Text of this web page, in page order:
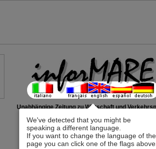
We've detected that you might be
speaking a different language.
If you want to change the language of the
page you can click one of the flags above.
Unabhängige Zeitung zu Wirtschaft und